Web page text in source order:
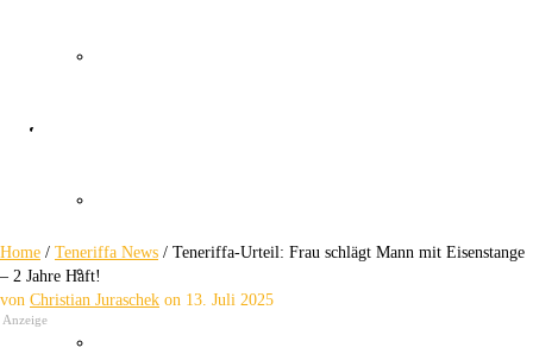
SUC
Teneriffa-Urteil
Frau schlägt Mann mit Eisenstange – 2 Jahre Haft!
Home / Teneriffa News / Teneriffa-Urteil: Frau schlägt Mann mit Eisenstange
– 2 Jahre Haft!
von Christian Juraschek on 13. Juli 2025
Anzeige